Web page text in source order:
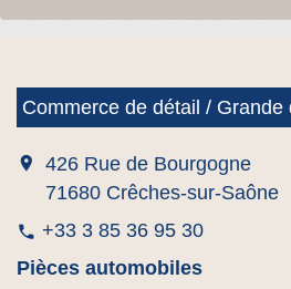
Commerce de détail / Grande
location_on
426 Rue de Bourgogne
71680 Crêches-sur-Saône
phone +33 3 85 36 95 30
Pièces automobiles